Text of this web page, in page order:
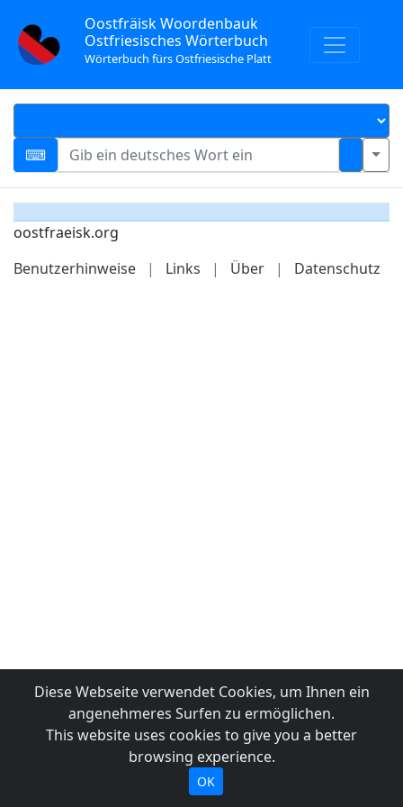
Oostfräisk Woordenbauk
Ostfriesisches Wörterbuch
Wörterbuch fürs Ostfriesische Platt
oostfraeisk.org
Benutzerhinweise
| Links | Über | Datenschutz
Diese Webseite verwendet Cookies, um Ihnen ein
angenehmeres Surfen zu ermöglichen.
This website uses cookies to give you a better
browsing experience.
OK